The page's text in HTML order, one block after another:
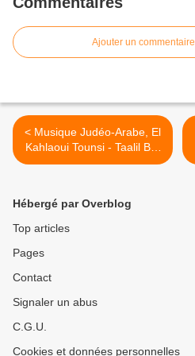
Ajouter un commentaire
< Musique Judéo-Arabe, El
Kahlaoui Tounsi - Taalil Bar
Mitzva
Hébergé par Overblog
Top articles
Pages
Contact
Signaler un abus
C.G.U.
Cookies et données personnelles